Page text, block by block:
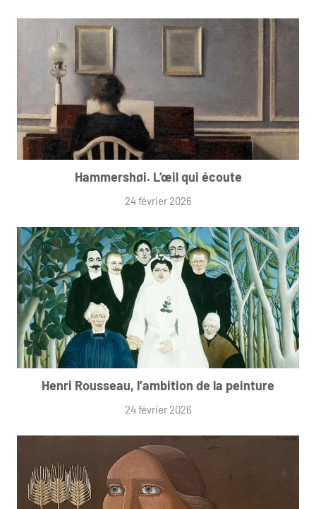
Hammershøi. L’œil qui écoute
24 février 2026
Henri Rousseau, l’ambition de la peinture
24 février 2026